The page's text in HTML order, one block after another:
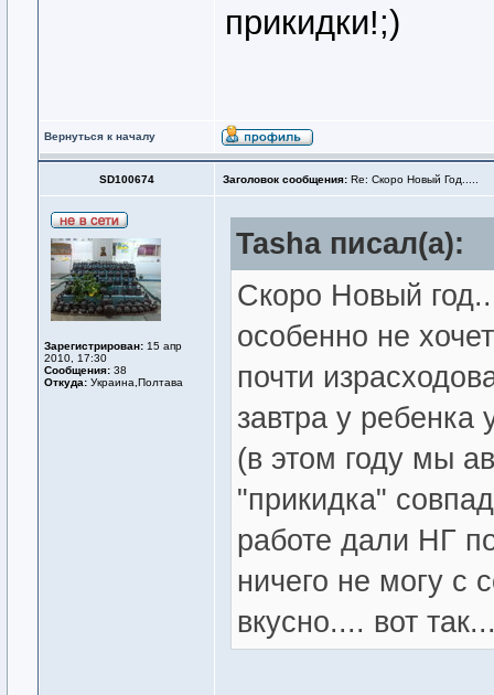
прикидки!;)
Вернуться к началу
SD100674 Заголовок сообщения: Re: Скоро Новый Год.....
Зарегистрирован: 15 апр
2010, 17:30
Сообщения: 38
Откуда: Украина,Полтава
Tasha писал(а):
Скоро Новый
особенно не
почти
завтра у ребенка
(в этом году мы
"прикидка"
работе дали НГ
ничего не могу с
вкусно.... вот